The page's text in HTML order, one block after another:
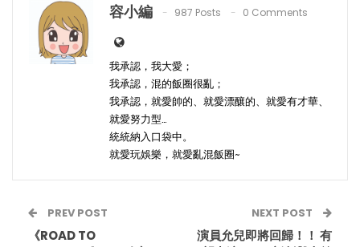
容小編 987 Posts 0 Comments
我承認，我大愛；
我承認，混的飯圈很亂；
我承認，就愛帥的、就愛漂釀的、就愛有才華、
就愛努力型…
統統納入口袋中。
就愛玩娛樂，就愛亂混飯圈~
PREV POST
《ROAD TO
NEXT POST
演員允兒即將回歸！！ 有